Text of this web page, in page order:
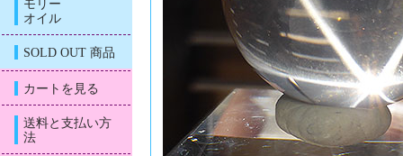
モリー
オイル
SOLD OUT 商品
カートを見る
送料と支払い方
法